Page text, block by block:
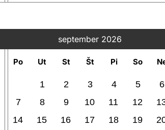
september 2026
Po Ut St Št Pi So
1 2 3 4 5
6
7
8 9 10 11 12
14
15 16 17 18 19